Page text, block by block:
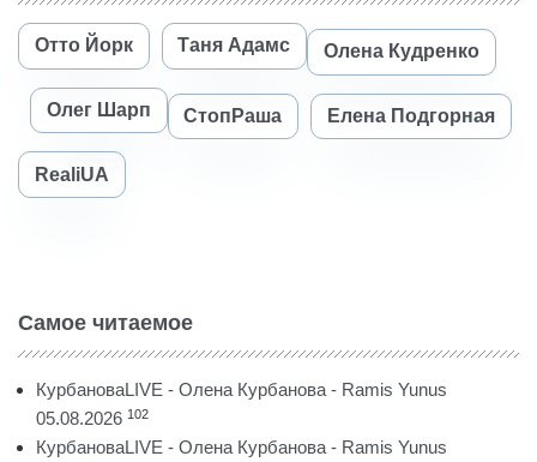
Отто Йорк Таня Адамс Олена Кудренко
Олег Шарп СтопРаша Елена Подгорная
RealiUA
Самое читаемое
КурбановаLIVE - Олена Курбанова - Ramis Yunus
05.08.2026 102
КурбановаLIVE - Олена Курбанова - Ramis Yunus